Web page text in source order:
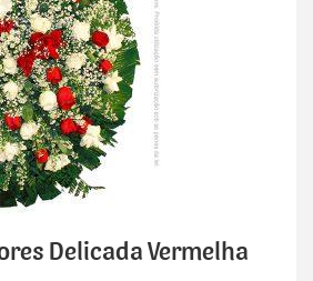
Delicada Vermelha